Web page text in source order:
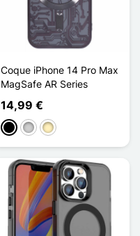
Coque iPhone 14 Pro Max
MagSafe AR Series
14,99 €
PretoPrataOuro